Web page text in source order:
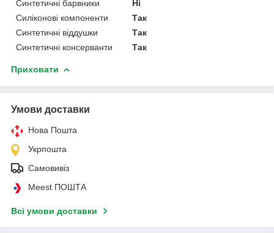
Синтетичні барвники
Ні
Силіконові компоненти
Так
Синтетичні віддушки
Так
Синтетичні консерванти
Так
Приховати
Умови доставки
Нова Пошта
Укрпошта
Самовивіз
Meest ПОШТА
Всі умови доставки